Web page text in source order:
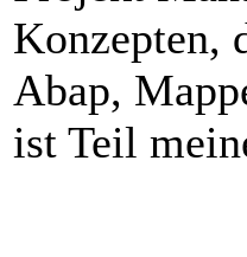
Konzepten,
Abap,
ist Teil